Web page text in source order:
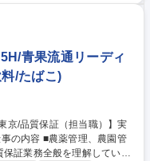
機械的なライン作業ではな
品質に直結する手応えの大
青果流通リーディ
/たばこ)
証業務全般を理解していた